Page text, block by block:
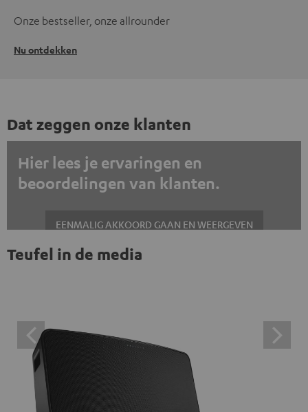
Onze bestseller, onze allrounder
Nu ontdekken
Dat zeggen onze klanten
Hier lees je ervaringen en
beoordelingen van klanten.
EENMALIG AKKOORD GAAN EN WEERGEVEN
Altijd externe inhoud weergeven? Schakel dit in de gegevensinstellingen
inhoud te klikken, stem je ermee in dat je de externe
inhoud te zien krijgt. Dit betekent dat persoonlijke
gegevens kunnen worden doorgegeven aan platforms
van derden. Meer informatie hierover vind je in ons
privacybeleid.
Teufel in de media